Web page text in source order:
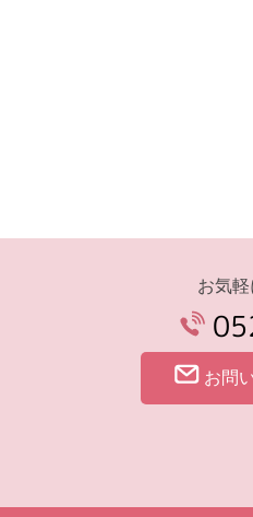
お気
お問